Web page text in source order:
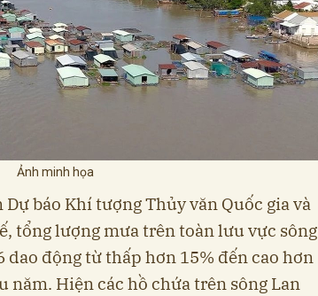
Ảnh minh họa
báo Khí tượng Thủy văn Quốc gia và
tổng lượng mưa trên toàn lưu vực sông
động từ thấp hơn 15% đến cao hơn
năm. Hiện các hồ chứa trên sông Lan